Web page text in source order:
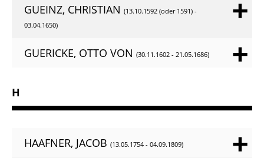
GUEINZ, CHRISTIAN (13.10.1592 (oder 1591) -
03.04.1650)
GUERICKE, OTTO VON (30.11.1602 - 21.05.1686)
H
HAAFNER, JACOB (13.05.1754 - 04.09.1809)